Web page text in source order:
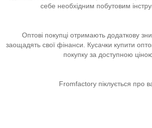
себе необхідним побутовим
Оптові покупці отримають додаткову
заощадять свої фінанси. Кусачки купити
покупку за доступною
Fromfactory піклується про